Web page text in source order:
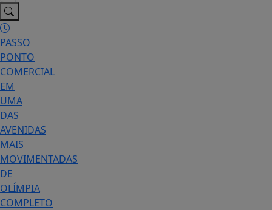
PASSO
PONTO
COMERCIAL
EM
UMA
DAS
AVENIDAS
MAIS
MOVIMENTADAS
DE
OLÍMPIA
COMPLETO